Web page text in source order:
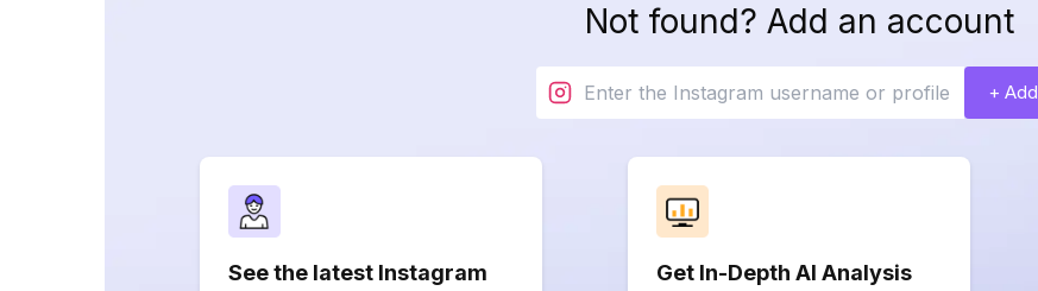
Not found? Add an account
+ Add
See the latest Instagram
Get In-Depth AI Analysis